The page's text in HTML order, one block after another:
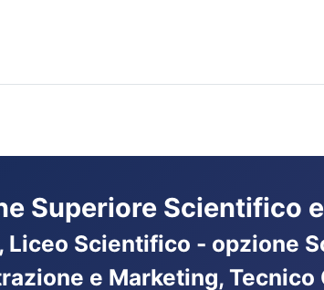
Superiore Scientifico
Liceo Scientifico - opzione
e Marketing,